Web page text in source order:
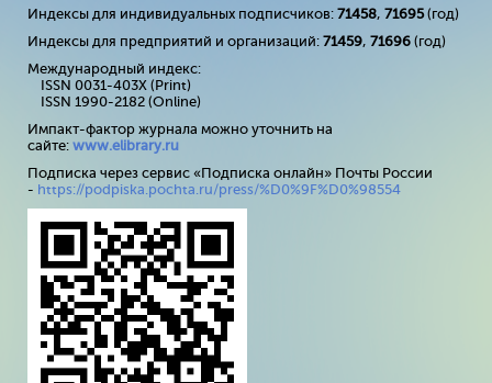
Индексы для индивидуальных подписчиков: 71458, 71695(год)
Индексы для предприятий и организаций: 71459, 71696 (год)
Международный индекс:
ISSN 0031-403X (Print)
ISSN 1990-2182 (Online)
Импакт-фактор журнала можно уточнить на
сайте: www.elibrary.ru
Подписка через сервис «Подписка онлайн» Почты России
- https://podpiska.pochta.ru/press/%D0%9F%D0%98554